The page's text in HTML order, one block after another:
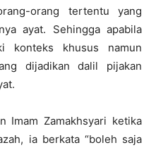
orang tertentu yang
ayat. Sehingga apabila
konteks khusus namun
dijadikan dalil pijakan
Imam Zamakhsyari ketika
ia berkata “boleh saja